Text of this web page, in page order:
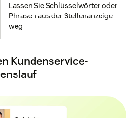
Lassen Sie Schlüsselwörter oder
Phrasen aus der Stellenanzeige
weg
Kundenservice-